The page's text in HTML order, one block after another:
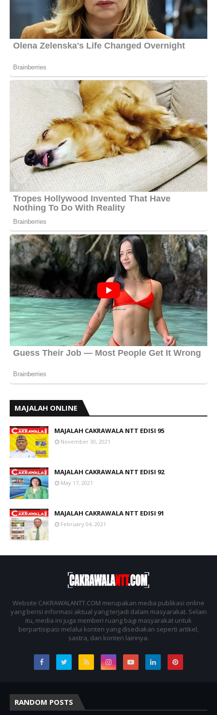
MAJALAH ONLINE
MAJALAH CAKRAWALA NTT EDISI 95
November 30, 2021
MAJALAH CAKRAWALA NTT EDISI 92
May 17, 2021
MAJALAH CAKRAWALA NTT EDISI 91
February 04, 2021
Website CAKRAWALANTT.COM merupakan media publikasi online
yang berisi informasi aktual yang terjadi dalam masyarakat. Selain
itu, media ini juga memberi ruang bagi masyarakat untuk
berpartisipasi melalui konten yang disediakan seperti artikel,
sastra, dan konten lainnya.
RANDOM POSTS